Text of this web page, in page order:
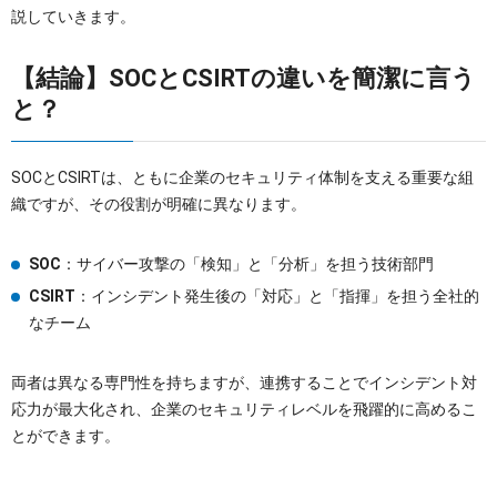
説していきます。
【結論】SOCとCSIRTの違いを簡潔に言う
と？
SOCとCSIRTは、ともに企業のセキュリティ体制を支える重要な組
織ですが、その役割が明確に異なります。
SOC ：サイバー攻撃の「検知」と「分析」を担う技術部門
CSIRT ：インシデント発生後の「対応」と「指揮」を担う全社的
なチーム
両者は異なる専門性を持ちますが、連携することでインシデント対
応力が最大化され、企業のセキュリティレベルを飛躍的に高めるこ
とができます。